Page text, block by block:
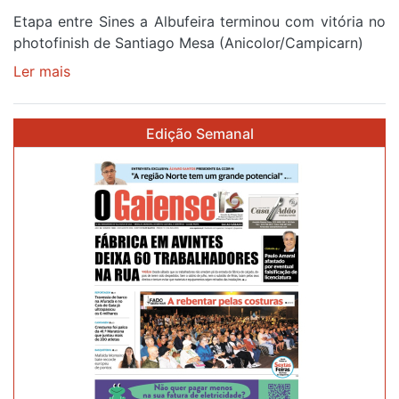
Etapa entre Sines a Albufeira terminou com vitória no
photofinish de Santiago Mesa (Anicolor/Campicarn)
Ler mais
continua
Camisola
Amarela
segunda
etapa
Edição Semanal